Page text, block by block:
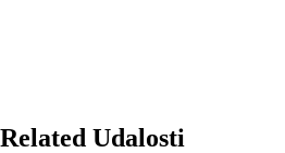
Related Udalosti